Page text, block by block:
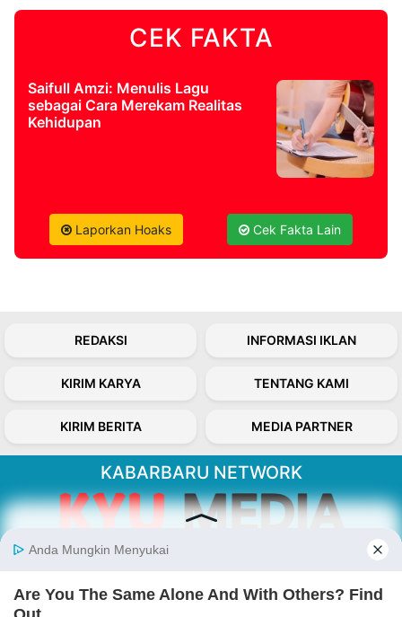
CEK FAKTA
Saifull Amzi: Menulis Lagu
sebagai Cara Merekam Realitas
Kehidupan
Laporkan Hoaks Cek Fakta Lain
REDAKSI INFORMASI IKLAN
KIRIM KARYA TENTANG KAMI
KIRIM BERITA MEDIA PARTNER
KABARBARU NETWORK